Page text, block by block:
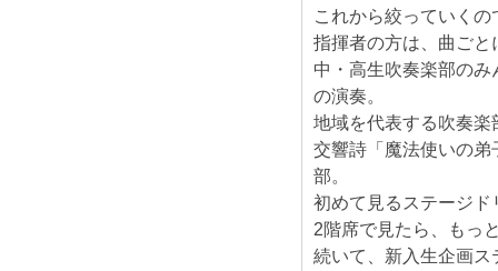
これから絞っていくの
指揮者の方は、曲ご
中・高生吹奏楽部の
の演奏。
地域を代表する吹奏
交響詩「魔法使いの
部。
初めて見るステージ
2階席で見たら、もっ
続いて、新入生企画